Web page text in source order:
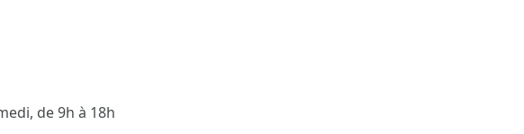
de 9h à 18h